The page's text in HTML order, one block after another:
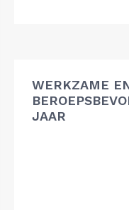
WERKZAME
JAAR